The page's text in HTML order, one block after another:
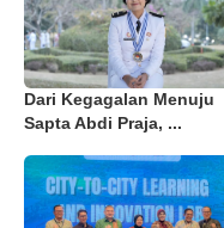
Dari Kegagalan Menuju
Sapta Abdi Praja, ...